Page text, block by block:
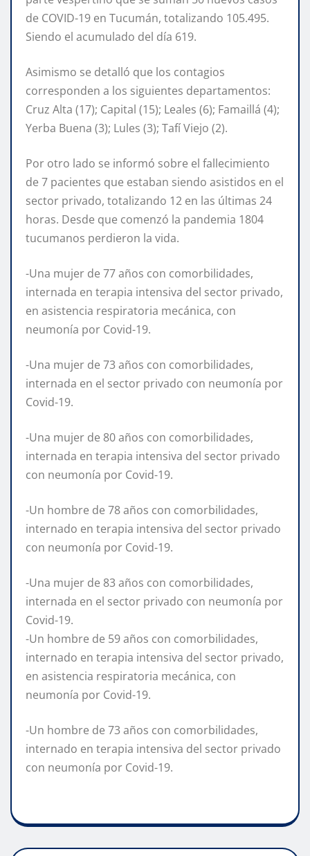
de COVID-19 en Tucumán, totalizando 105.495.
Siendo el acumulado del día 619.
Asimismo se detalló que los contagios
corresponden a los siguientes departamentos:
Cruz Alta (17); Capital (15); Leales (6); Famaillá (4);
Yerba Buena (3); Lules (3); Tafí Viejo (2).
Por otro lado se informó sobre el fallecimiento
de 7 pacientes que estaban siendo asistidos en el
sector privado, totalizando 12 en las últimas 24
horas. Desde que comenzó la pandemia 1804
tucumanos perdieron la vida.
-Una mujer de 77 años con comorbilidades,
internada en terapia intensiva del sector privado,
en asistencia respiratoria mecánica, con
neumonía por Covid-19.
-Una mujer de 73 años con comorbilidades,
internada en el sector privado con neumonía por
Covid-19.
-Una mujer de 80 años con comorbilidades,
internada en terapia intensiva del sector privado
con neumonía por Covid-19.
-Un hombre de 78 años con comorbilidades,
internado en terapia intensiva del sector privado
con neumonía por Covid-19.
-Una mujer de 83 años con comorbilidades,
internada en el sector privado con neumonía por
Covid-19.
-Un hombre de 59 años con comorbilidades,
internado en terapia intensiva del sector privado,
en asistencia respiratoria mecánica, con
neumonía por Covid-19.
-Un hombre de 73 años con comorbilidades,
internado en terapia intensiva del sector privado
con neumonía por Covid-19.